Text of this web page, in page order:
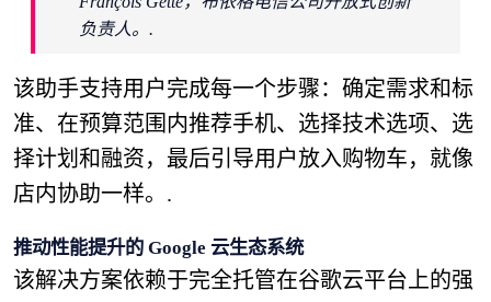
负责人。.
该助手支持用户完成每一个步骤：确定需求和标
准、在预算范围内推荐手机、选择技术选项、选
择计划和融资，最后引导用户放入购物车，就像
店内协助一样。.
推动性能提升的 Google 云生态系统
该解决方案依赖于完全托管在谷歌云平台上的强